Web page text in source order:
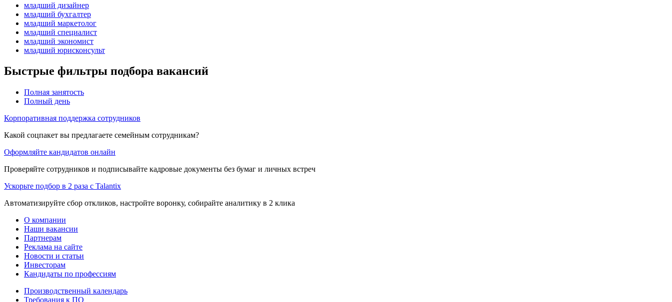
младший дизайнер
младший бухгалтер
младший маркетолог
младший специалист
младший экономист
младший юрисконсульт
Быстрые фильтры подбора вакансий
Полная занятость
Полный день
Корпоративная поддержка сотрудников
Какой соцпакет вы предлагаете семейным сотрудникам?
Оформляйте кандидатов онлайн
Проверяйте сотрудников и подписывайте кадровые документы без бумаг и личных встреч
Ускорьте подбор в 2 раза с Talantix
Автоматизируйте сбор откликов, настройте воронку, собирайте аналитику в 2 клика
О компании
Наши вакансии
Партнерам
Реклама на сайте
Новости и статьи
Инвесторам
Кандидаты по профессиям
Производственный календарь
Требования к ПО